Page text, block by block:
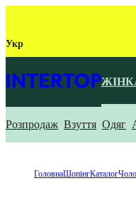
Укр
Розпродаж Взуття Одяг
ГоловнаШопінгКаталог